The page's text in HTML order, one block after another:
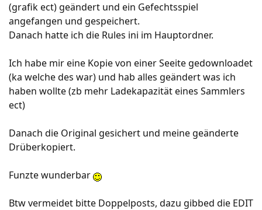
(grafik ect) geändert und ein Gefechtsspiel
angefangen und gespeichert.
Danach hatte ich die Rules ini im Hauptordner.
Ich habe mir eine Kopie von einer Seeite gedownloadet
(ka welche des war) und hab alles geändert was ich
haben wollte (zb mehr Ladekapazität eines Sammlers
ect)
Danach die Original gesichert und meine geänderte
Drüberkopiert.
Funzte wunderbar
Btw vermeidet bitte Doppelposts, dazu gibbed die EDIT